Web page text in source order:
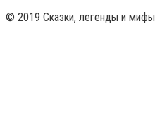
© 2019 Сказки, легенды и мифы